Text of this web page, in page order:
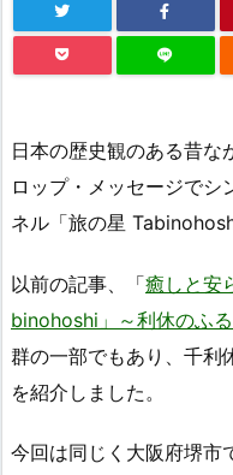
日本の歴史観のある昔な
ロップ・メッセージでシ
ネル「旅の星
以前の記事、「癒しと安
binohoshi」～利休のふ
群の一部でもあり、千利
を紹介しました。
今回は同じく大阪府堺市